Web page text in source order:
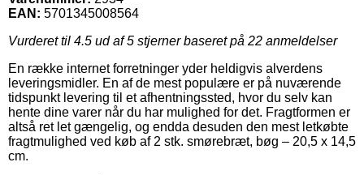
EAN: 5701345008564
Vurderet til 4.5 ud af 5 stjerner baseret på 22 anmeldelser
En række internet forretninger yder heldigvis alverdens
leveringsmidler. En af de mest populære er på nuværende
tidspunkt levering til et afhentningssted, hvor du selv kan
hente dine varer når du har mulighed for det. Fragtformen er
altså ret let gængelig, og endda desuden den mest letkøbte
fragtmulighed ved køb af 2 stk. smørebræt, bøg – 20,5 x 14,5
cm.